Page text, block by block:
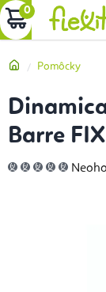
Prejsť
na
NÁKUPNÝ
DomovPomôcky
Barre